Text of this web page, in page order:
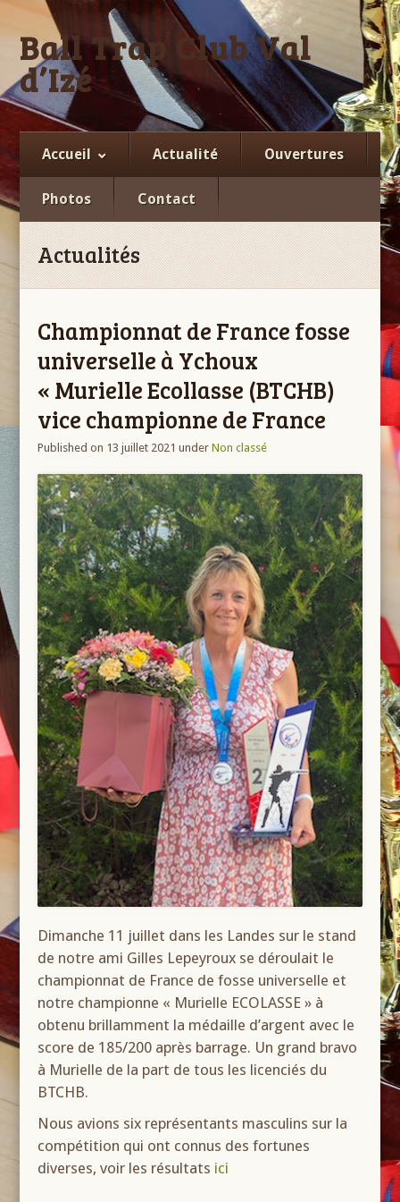
Ball Trap Club Val
d’Izé
Facebook
Accueil Actualité Ouvertures
Photos Contact
Actualités
Championnat de France fosse
universelle à Ychoux
« Murielle Ecollasse (BTCHB)
vice championne de France
Published on 13 juillet 2021 underNon classé
Dimanche 11 juillet dans les Landes sur le stand
de notre ami Gilles Lepeyroux se déroulait le
championnat de France de fosse universelle et
notre championne « Murielle ECOLASSE » à
obtenu brillamment la médaille d’argent avec le
score de 185/200 après barrage. Un grand bravo
à Murielle de la part de tous les licenciés du
BTCHB.
Nous avions six représentants masculins sur la
compétition qui ont connus des fortunes
diverses, voir les résultats ici